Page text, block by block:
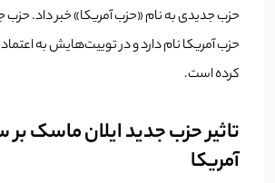
حزب جدیدی به نام «حزب آمریکا» خبر داد. حزب
حزب آمریکا نام دارد و در توییت‌هایش به
کرده است.
تاثیر حزب جدید ایلان ماسک
آمریکا